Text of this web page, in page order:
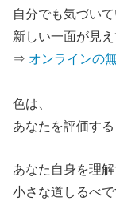
自分でも気づい
新しい一面が見
⇒ オンラインの
色は、
あなたを評価す
あなた自身を理解
小さな道しるべで